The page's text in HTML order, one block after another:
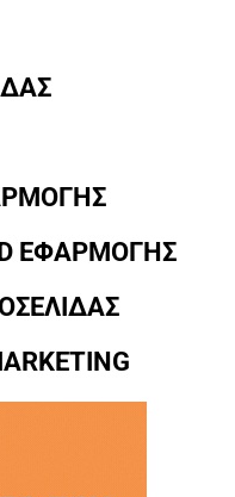
ΕΦΑΡΜΟΓΗΣ